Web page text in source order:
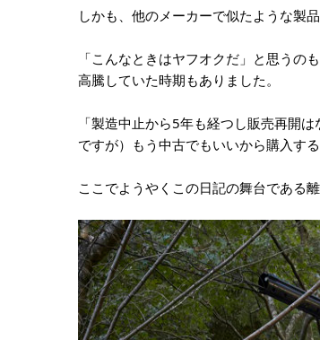
しかも、他のメーカーで似たような製
「こんなときはヤフオクだ」と思う
高騰していた時期もありました。
「製造中止から5年も経つし販売再開
ですが）もう中古でもいいから購入す
ここでようやくこの日記の舞台である